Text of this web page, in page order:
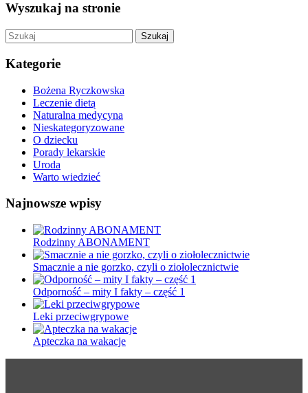
Wyszukaj na stronie
Szukaj
Kategorie
Bożena Ryczkowska
Leczenie dietą
Naturalna medycyna
Nieskategoryzowane
O dziecku
Porady lekarskie
Uroda
Warto wiedzieć
Najnowsze wpisy
Rodzinny ABONAMENT
Smacznie a nie gorzko, czyli o ziołolecznictwie
Odporność – mity I fakty – część 1
Leki przeciwgrypowe
Apteczka na wakacje